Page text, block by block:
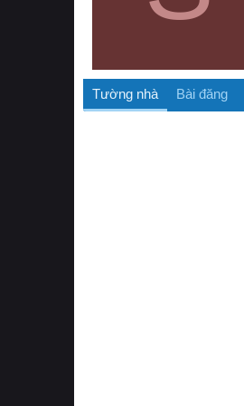
Tường nhà Bài đăng